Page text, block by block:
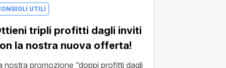
UTILI
tripli profitti dagli inviti
la nostra nuova offerta!
nostra promozione “doppi profitti dagli